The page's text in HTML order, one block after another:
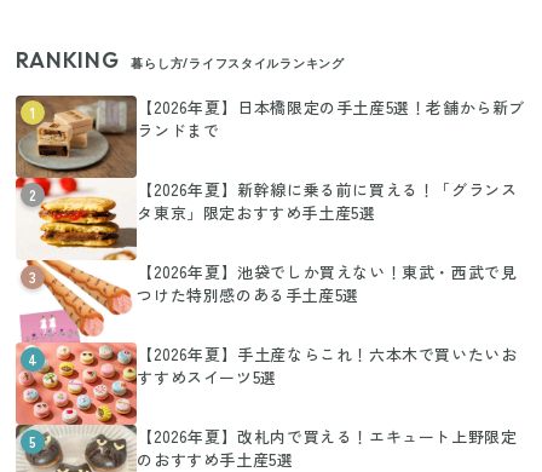
RANKING 暮らし方/ライフスタイルランキング
1
【2026年夏】日本橋限定の手土産5選！老舗から新ブ
ランドまで
2
【2026年夏】新幹線に乗る前に買える！「グランス
タ東京」限定おすすめ手土産5選
3
【2026年夏】池袋でしか買えない！東武・西武で見
つけた特別感のある手土産5選
4
【2026年夏】手土産ならこれ！六本木で買いたいお
すすめスイーツ5選
5
【2026年夏】改札内で買える！エキュート上野限定
のおすすめ手土産5選